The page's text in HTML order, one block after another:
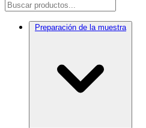
Preparación de la muestra